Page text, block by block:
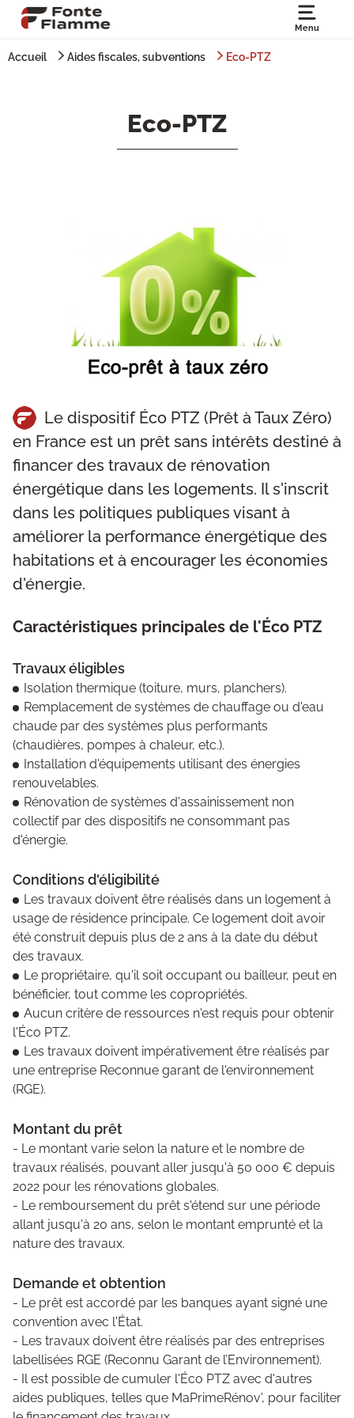
Menu
Accueil Aides fiscales, subventions Eco-PTZ
Eco-PTZ
Le dispositif Éco PTZ (Prêt à Taux Zéro)
en France est un prêt sans intérêts destiné à
financer des travaux de rénovation
énergétique dans les logements. Il s'inscrit
dans les politiques publiques visant à
améliorer la performance énergétique des
habitations et à encourager les économies
d'énergie.
Caractéristiques principales de l'Éco PTZ
Travaux éligibles
Isolation thermique (toiture, murs, planchers).
Remplacement de systèmes de chauffage ou d'eau
chaude par des systèmes plus performants
(chaudières, pompes à chaleur, etc.).
Installation d'équipements utilisant des énergies
renouvelables.
Rénovation de systèmes d'assainissement non
collectif par des dispositifs ne consommant pas
d'énergie.
Conditions d'éligibilité
Les travaux doivent être réalisés dans un logement à
usage de résidence principale. Ce logement doit avoir
été construit depuis plus de 2 ans à la date du début
des travaux.
Le propriétaire, qu'il soit occupant ou bailleur, peut en
bénéficier, tout comme les copropriétés.
Aucun critère de ressources n'est requis pour obtenir
l'Éco PTZ.
Les travaux doivent impérativement être réalisés par
une entreprise Reconnue garant de l'environnement
(RGE).
Montant du prêt
- Le montant varie selon la nature et le nombre de
travaux réalisés, pouvant aller jusqu'à 50 000 € depuis
2022 pour les rénovations globales.
- Le remboursement du prêt s'étend sur une période
allant jusqu'à 20 ans, selon le montant emprunté et la
nature des travaux.
Demande et obtention
- Le prêt est accordé par les banques ayant signé une
convention avec l'État.
- Les travaux doivent être réalisés par des entreprises
labellisées RGE (Reconnu Garant de l’Environnement).
- Il est possible de cumuler l'Éco PTZ avec d'autres
aides publiques, telles que MaPrimeRénov', pour faciliter